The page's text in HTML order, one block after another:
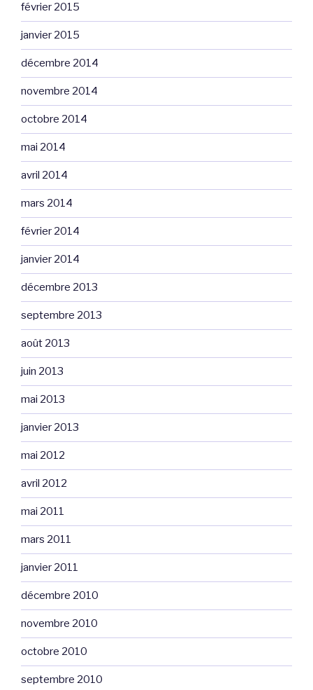
février 2015
janvier 2015
décembre 2014
novembre 2014
octobre 2014
mai 2014
avril 2014
mars 2014
février 2014
janvier 2014
décembre 2013
septembre 2013
août 2013
juin 2013
mai 2013
janvier 2013
mai 2012
avril 2012
mai 2011
mars 2011
janvier 2011
décembre 2010
novembre 2010
octobre 2010
septembre 2010